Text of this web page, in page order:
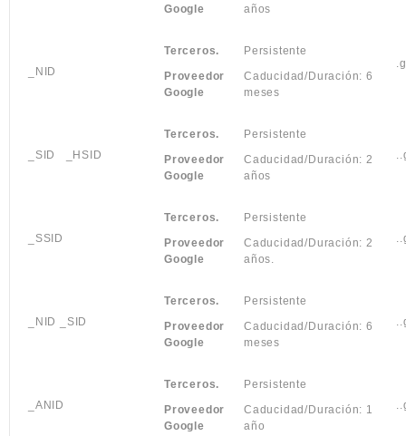
Google
años
_NID
Terceros.
Proveedor
Google
Persistente
Caducidad/Duración: 6
meses
_SID _HSID
Terceros.
Proveedor
Google
Persistente
Caducidad/Duración: 2
años
_SSID
Terceros.
Proveedor
Google
Persistente
Caducidad/Duración: 2
años.
_NID _SID
Terceros.
Proveedor
Google
Persistente
Caducidad/Duración: 6
meses
_ANID
Terceros.
Proveedor
Google
Persistente
Caducidad/Duración: 1
año